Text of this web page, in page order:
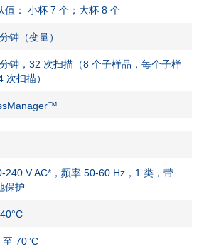
值： 小杯 7 个；大杯 8 个
钟（变量）
钟，32 次扫描（8 个子样品，每个子样
次扫描）
240 V AC*，频率 50-60 Hz，1 类，带
保护
至 70°C